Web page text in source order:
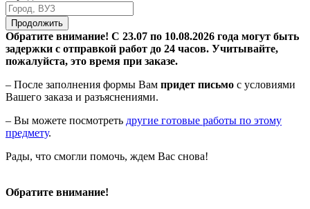
Продолжить
Обратите внимание! С 23.07 по 10.08.2026 года могут быть
задержки с отправкой работ до 24 часов. Учитывайте,
пожалуйста, это время при заказе.
– После заполнения формы Вам придет письмо с условиями
Вашего заказа и разъяснениями.
– Вы можете посмотреть другие готовые работы по этому
предмету.
Рады, что смогли помочь, ждем Вас снова!
Обратите внимание!